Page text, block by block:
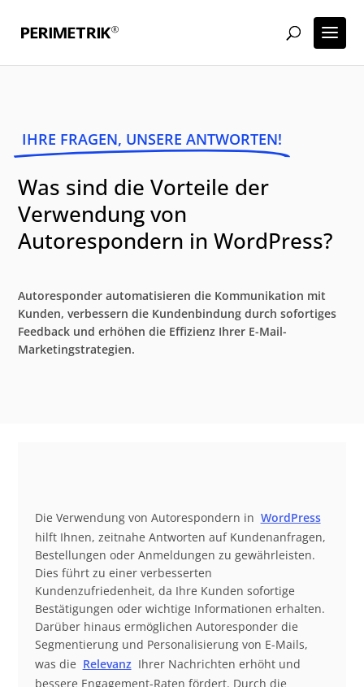
IHRE FRAGEN, UNSERE ANTWORTEN!
Was sind die Vorteile der
Verwendung von
Autorespondern in WordPress?
Autoresponder automatisieren die Kommunikation mit
Kunden, verbessern die Kundenbindung durch sofortiges
Feedback und erhöhen die Effizienz Ihrer E-Mail-
Marketingstrategien.
Die Verwendung von Autorespondern in WordPress
hilft Ihnen, zeitnahe Antworten auf Kundenanfragen,
Bestellungen oder Anmeldungen zu gewährleisten.
Dies führt zu einer verbesserten
Kundenzufriedenheit, da Ihre Kunden sofortige
Bestätigungen oder wichtige Informationen erhalten.
Darüber hinaus ermöglichen Autoresponder die
Segmentierung und Personalisierung von E-Mails,
was die Relevanz Ihrer Nachrichten erhöht und
bessere Engagement-Raten fördert. Durch die